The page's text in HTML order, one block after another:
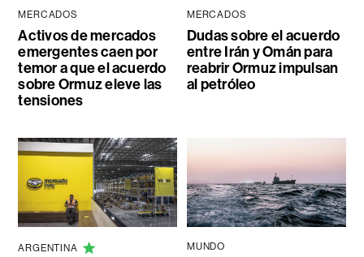
MERCADOS
Activos de mercados
emergentes caen por
temor a que el acuerdo
sobre Ormuz eleve las
tensiones
MERCADOS
Dudas sobre el acuerdo
entre Irán y Omán para
reabrir Ormuz impulsan
al petróleo
ARGENTINA MUNDO